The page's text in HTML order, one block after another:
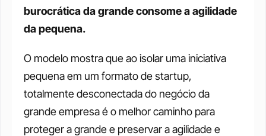
burocrática da grande consome a agilidade
da pequena.
O modelo mostra que ao isolar uma iniciativa
pequena em um formato de startup,
totalmente desconectada do negócio da
grande empresa é o melhor caminho para
proteger a grande e preservar a agilidade e